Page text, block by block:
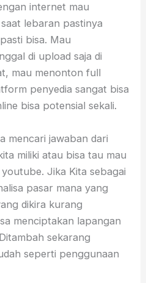
internet mau
lebaran pastinya
bisa. Mau
di upload saja di
mau menonton full
penyedia sangat bisa
bisa potensial sekali.
mencari jawaban dari
miliki atau bisa tau mau
Jika Kita sebagai
pasar mana yang
dikira kurang
menciptakan lapangan
sekarang
seperti penggunaan